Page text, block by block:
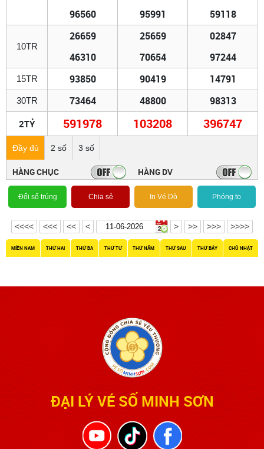
96560
95991
59118
10TR
26659
46310
25659
70654
02847
97244
15TR 93850 90419 14791
30TR 73464 48800 98313
2TỶ 591978 103208 396747
Đầy đủ 2 số 3 số
HÀNG CHỤC HÀNG DV
Đổi số trúng Chia sẻ In Vé Dò Phóng to
<<<< <<< << < > >> >>> >>>>
MIỀN NAM THỨ HAI THỨ BA THỨ TƯ THỨ NĂM THỨ SÁU THỨ BẢY CHỦ NHẬT
ĐẠI LÝ VÉ SỐ MINH SƠN